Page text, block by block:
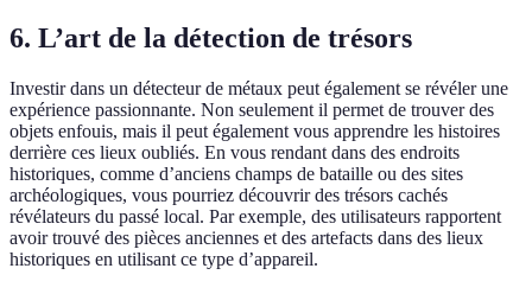
6. L’art de la détection de trésors
Investir dans un détecteur de métaux peut également se révéler une
expérience passionnante. Non seulement il permet de trouver des
objets enfouis, mais il peut également vous apprendre les histoires
derrière ces lieux oubliés. En vous rendant dans des endroits
historiques, comme d’anciens champs de bataille ou des sites
archéologiques, vous pourriez découvrir des trésors cachés
révélateurs du passé local. Par exemple, des utilisateurs rapportent
avoir trouvé des pièces anciennes et des artefacts dans des lieux
historiques en utilisant ce type d’appareil.